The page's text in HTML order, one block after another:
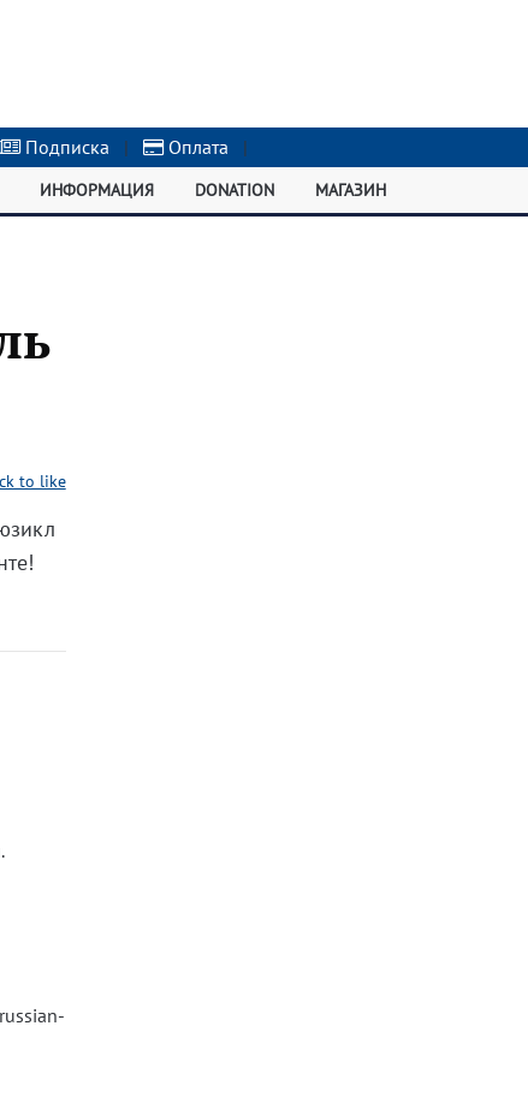
Подписка | Оплата |
ИНФОРМАЦИЯ DONATION МАГАЗИН
to like